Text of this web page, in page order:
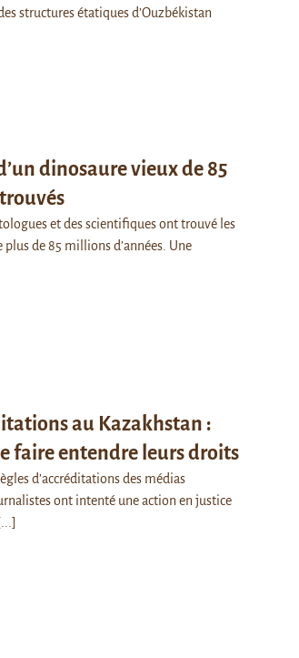
structures étatiques d’Ouzbékistan
dinosaure vieux de 85
et des scientifiques ont trouvé les
de 85 millions d’années. Une
au Kazakhstan :
faire entendre leurs droits
d’accréditations des médias
ont intenté une action en justice